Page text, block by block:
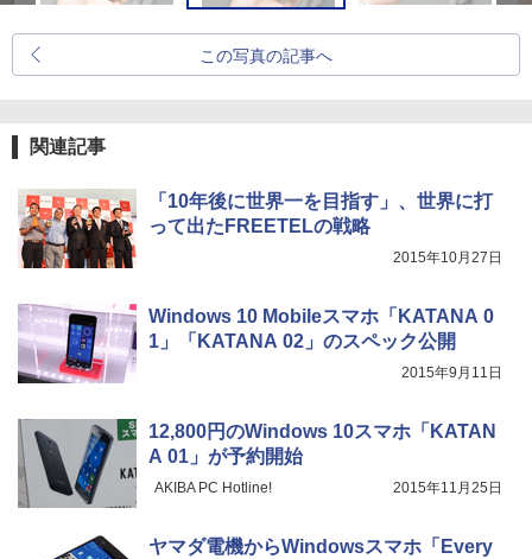
この写真の記事へ
関連記事
「10年後に世界一を目指す」、世界に打
って出たFREETELの戦略
2015年10月27日
Windows 10 Mobileスマホ「KATANA 0
1」「KATANA 02」のスペック公開
2015年9月11日
12,800円のWindows 10スマホ「KATAN
A 01」が予約開始
AKIBA PC Hotline! 2015年11月25日
ヤマダ電機からWindowsスマホ「Every